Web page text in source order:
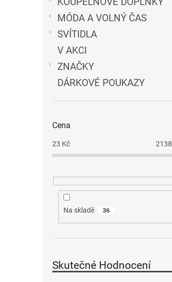
MÓDA A VOLNÝ ČAS
SVÍTIDLA
V AKCI
ZNAČKY
DÁRKOVÉ POUKAZY
Cena
23 Kč 2138
Na skladě 36
Skutečné Hodnocení